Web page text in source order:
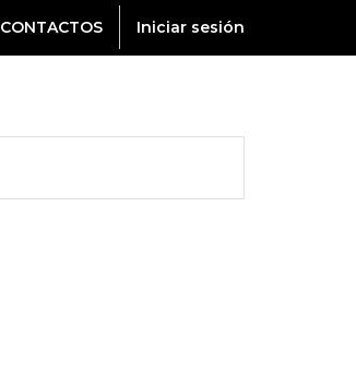
CONTACTOS Iniciar sesión